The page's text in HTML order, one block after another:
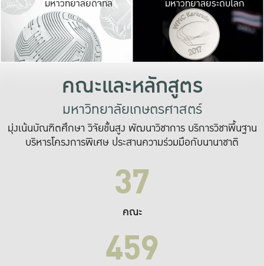
เปลี่ยนแปลง แล
เพื่อทำง
ระบบสารสนเทศ
คณะและหลักสูตร
มหาวิทยาลัยเกษตรศาสตร์
มุ่งเน้นบัณฑิตศึกษา วิจัยขั้นสูง พัฒนาวิชาการ บริการวิชาพื้นฐาน
บริหารโครงการพิเศษ ประสานความร่วมมือกับนานาชาติ
37
คณะ
459